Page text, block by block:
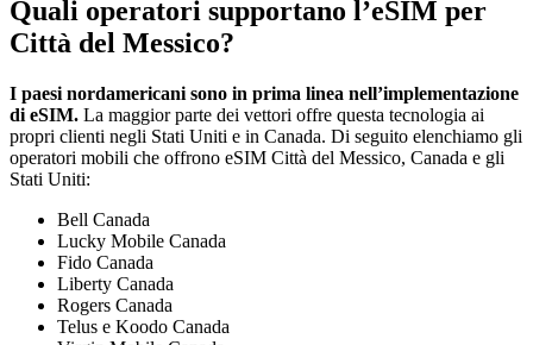
Quali operatori supportano l’eSIM per
Città del Messico?
I paesi nordamericani sono in prima linea nell’implementazione
di eSIM. La maggior parte dei vettori offre questa tecnologia ai
propri clienti negli Stati Uniti e in Canada. Di seguito elenchiamo gli
operatori mobili che offrono eSIM Città del Messico, Canada e gli
Stati Uniti:
Bell Canada
Lucky Mobile Canada
Fido Canada
Liberty Canada
Rogers Canada
Telus e Koodo Canada